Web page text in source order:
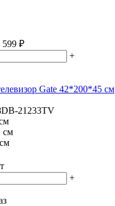
599 ₽
+
Gate 42*200*45 см
21233TV
см
+